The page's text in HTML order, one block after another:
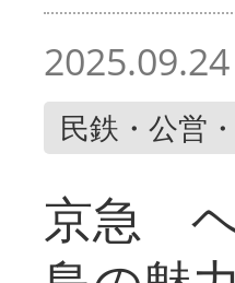
2025.09.24
民鉄・公営
京急